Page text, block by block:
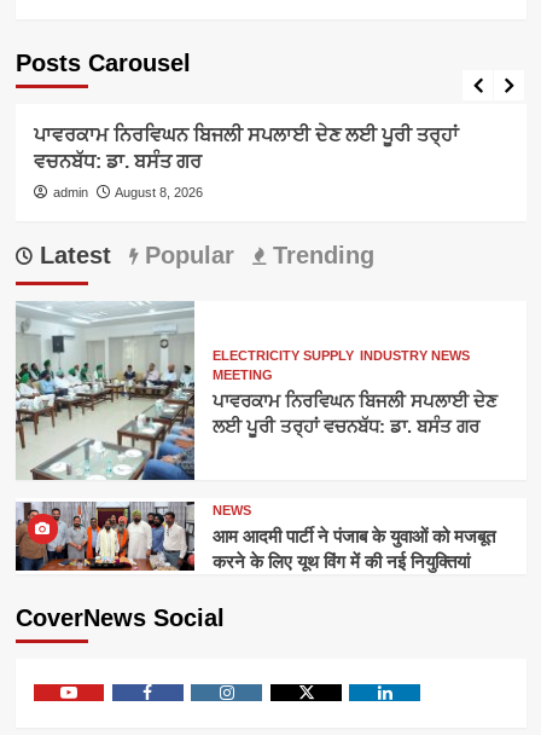
Posts Carousel
ELECTRICITY SUPPLY
ਪਾਵਰਕਾਮ ਨਿਰਵਿਘਨ ਬਿਜਲੀ ਸਪਲਾਈ ਦੇਣ ਲਈ ਪੂਰੀ ਤਰ੍ਹਾਂ
ਵਚਨਬੱਧ: ਡਾ. ਬਸੰਤ ਗਰ
admin August 8, 2026
Latest Popular Trending
ELECTRICITY SUPPLY INDUSTRY NEWS
MEETING
ਪਾਵਰਕਾਮ ਨਿਰਵਿਘਨ ਬਿਜਲੀ ਸਪਲਾਈ ਦੇਣ
ਲਈ ਪੂਰੀ ਤਰ੍ਹਾਂ ਵਚਨਬੱਧ: ਡਾ. ਬਸੰਤ ਗਰ
NEWS
आम आदमी पार्टी ने पंजाब के युवाओं को मजबूत
करने के लिए यूथ विंग में की नई नियुक्तियां
CoverNews Social